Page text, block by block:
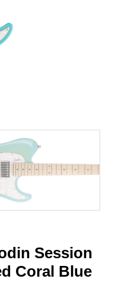
Session
Coral Blue